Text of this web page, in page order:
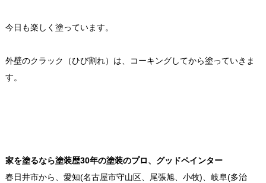
今日も楽しく塗っています。
外壁のクラック（ひび割れ）は、コーキングしてから塗っていきま
す。
家を塗るなら塗装歴30年の塗装のプロ、グッドペインター
春日井市から、愛知(名古屋市守山区、尾張旭、小牧)、岐阜(多治